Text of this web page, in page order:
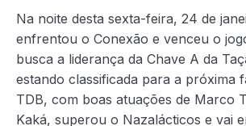
Na noite desta sexta-feira, 24 de
enfrentou o Conexão e venceu o
busca a liderança da Chave A da
estando classificada para a próxima
TDB, com boas atuações de Marco
Kaká, superou o Nazalácticos e vai